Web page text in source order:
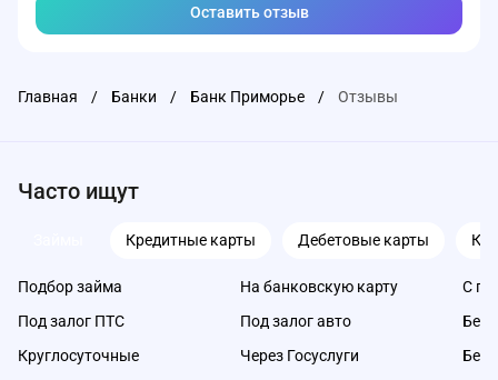
Оставить отзыв
Главная / Банки / Банк Приморье / Отзывы
Часто ищут
Кредитные карты Дебетовые карты
Подбор займа
Под залог ПТС
Круглосуточные
На банковскую карту
Под залог авто
Через Госуслуги
С
Без
Без